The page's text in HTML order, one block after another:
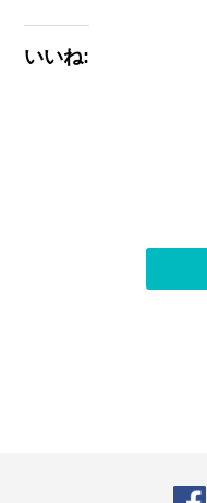
いいね: